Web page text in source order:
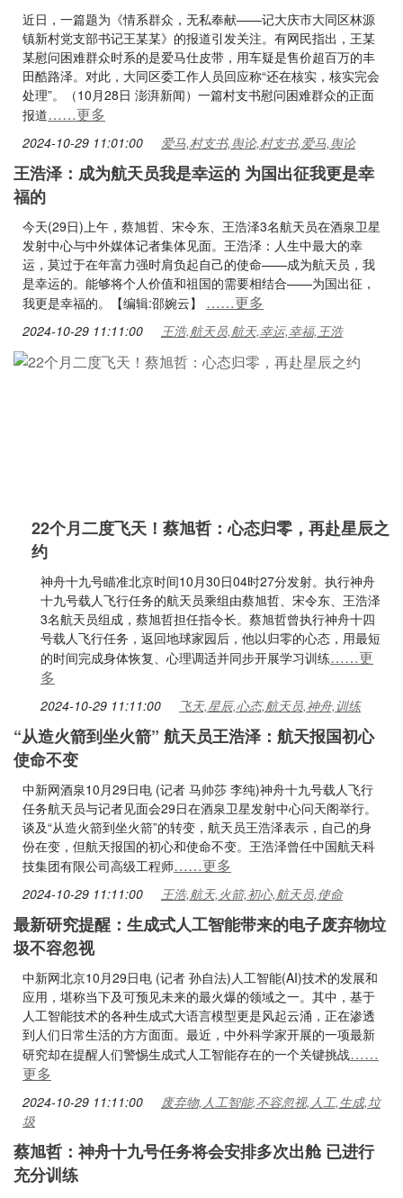
近日，一篇题为《情系群众，无私奉献——记大庆市大同区林源
镇新村党支部书记王某某》的报道引发关注。有网民指出，王某
某慰问困难群众时系的是爱马仕皮带，用车疑是售价超百万的丰
田酷路泽。对此，大同区委工作人员回应称“还在核实，核实完会
处理”。（10月28日 澎湃新闻）一篇村支书慰问困难群众的正面
报道……更多
2024-10-29 11:01:00 爱马,村支书,舆论,村支书,爱马,舆论
王浩泽：成为航天员我是幸运的 为国出征我更是幸
福的
今天(29日)上午，蔡旭哲、宋令东、王浩泽3名航天员在酒泉卫星
发射中心与中外媒体记者集体见面。王浩泽：人生中最大的幸
运，莫过于在年富力强时肩负起自己的使命——成为航天员，我
是幸运的。能够将个人价值和祖国的需要相结合——为国出征，
我更是幸福的。【编辑:邵婉云】 ……更多
2024-10-29 11:11:00 王浩,航天员,航天,幸运,幸福,王浩
22个月二度飞天！蔡旭哲：心态归零，再赴星辰之
约
神舟十九号瞄准北京时间10月30日04时27分发射。执行神舟
十九号载人飞行任务的航天员乘组由蔡旭哲、宋令东、王浩泽
3名航天员组成，蔡旭哲担任指令长。蔡旭哲曾执行神舟十四
号载人飞行任务，返回地球家园后，他以归零的心态，用最短
的时间完成身体恢复、心理调适并同步开展学习训练……更
多
2024-10-29 11:11:00 飞天,星辰,心态,航天员,神舟,训练
“从造火箭到坐火箭” 航天员王浩泽：航天报国初心
使命不变
中新网酒泉10月29日电 (记者 马帅莎 李纯)神舟十九号载人飞行
任务航天员与记者见面会29日在酒泉卫星发射中心问天阁举行。
谈及“从造火箭到坐火箭”的转变，航天员王浩泽表示，自己的身
份在变，但航天报国的初心和使命不变。王浩泽曾任中国航天科
技集团有限公司高级工程师……更多
2024-10-29 11:11:00 王浩,航天,火箭,初心,航天员,使命
最新研究提醒：生成式人工智能带来的电子废弃物垃
圾不容忽视
中新网北京10月29日电 (记者 孙自法)人工智能(AI)技术的发展和
应用，堪称当下及可预见未来的最火爆的领域之一。其中，基于
人工智能技术的各种生成式大语言模型更是风起云涌，正在渗透
到人们日常生活的方方面面。最近，中外科学家开展的一项最新
研究却在提醒人们警惕生成式人工智能存在的一个关键挑战……
更多
2024-10-29 11:11:00
废弃物,人工智能,不容忽视,人工,生成,垃
圾
蔡旭哲：神舟十九号任务将会安排多次出舱 已进行
充分训练